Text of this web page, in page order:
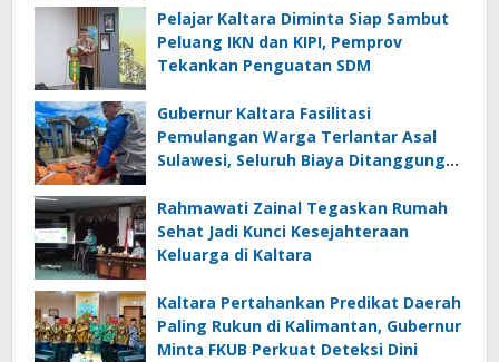
Pelajar Kaltara Diminta Siap Sambut
Peluang IKN dan KIPI, Pemprov
Tekankan Penguatan SDM
Gubernur Kaltara Fasilitasi
Pemulangan Warga Terlantar Asal
Sulawesi, Seluruh Biaya Ditanggung
Rahmawati Zainal Tegaskan Rumah
Sehat Jadi Kunci Kesejahteraan
Keluarga di Kaltara
Kaltara Pertahankan Predikat Daerah
Paling Rukun di Kalimantan, Gubernur
Minta FKUB Perkuat Deteksi Dini